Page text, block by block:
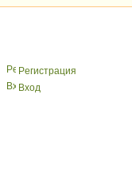
Peгиcтрaция
Вхoд